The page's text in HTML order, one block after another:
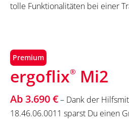
tolle Funktionalitäten bei einer
Premium
ergoflix® Mi2
Ab 3.690 €– Dank der
18.46.06.0011 sparst Du einen